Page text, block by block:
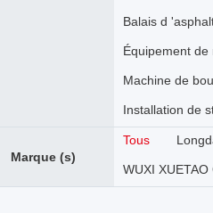
Balais d
Équipement
Machine de
Installation de
Marque (s)
Tous
WUXI XUETAO